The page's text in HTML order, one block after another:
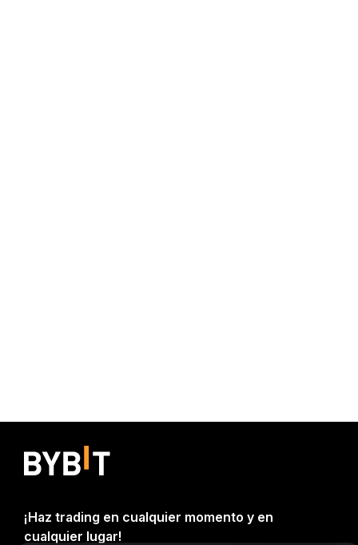
¡Haz trading en cualquier momento y en
cualquier lugar!